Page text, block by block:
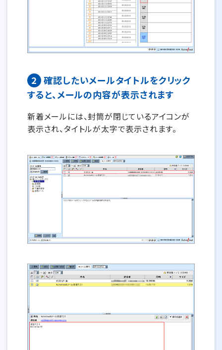
2 確認したいメールタイトルをクリック
すると、メールの内容が表示されます
新着メールには、封筒が閉じているアイコンが
表示され、タイトルが太字で表示されます。